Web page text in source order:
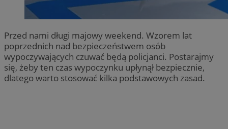
Przed nami długi majowy weekend. Wzorem lat
poprzednich nad bezpieczeństwem osób
wypoczywających czuwać będą policjanci. Postarajmy
się, żeby ten czas wypoczynku upłynął bezpiecznie,
dlatego warto stosować kilka podstawowych zasad.